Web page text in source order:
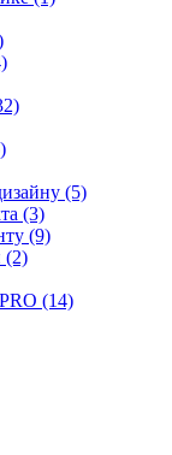
(5)
(3)
(9)
(2)
(14)